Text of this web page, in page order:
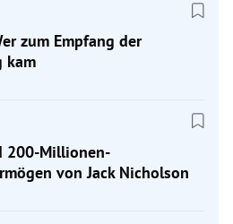
zum Empfang der
kam
200-Millionen-
von Jack Nicholson